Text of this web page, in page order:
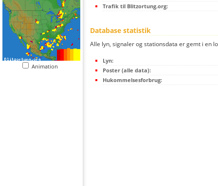
Animation
Trafik til Blitzortung.org:
Database statistik
Alle lyn, signaler og stationsdata er gemt i en
Lyn:
Poster (alle data):
Hukommelsesforbrug: